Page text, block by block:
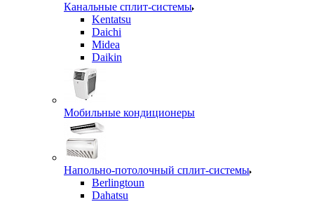
Канальные сплит-системы
Kentatsu
Daichi
Midea
Daikin
Мобильные кондиционеры
Напольно-потолочный сплит-системы
Berlingtoun
Dahatsu